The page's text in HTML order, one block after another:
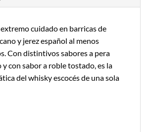
cuidado en barricas de
y jerez español al menos
Con distintivos sabores a pera
y con sabor a roble tostado, es la
del whisky escocés de una sola